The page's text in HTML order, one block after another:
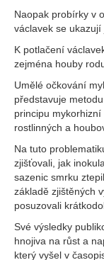
Naopak probírky v
václavek se ukazují
K potlačení
zejména houby
Umělé očkování
představuje
principu
rostlinných a
Na tuto
zjišťovali, jak
sazenic smrku
základě zjištěných
posuzovali
Své výsledky
hnojiva na růst a
který vyšel v